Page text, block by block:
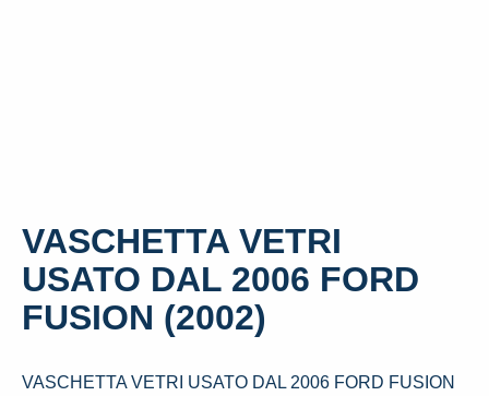
VASCHETTA VETRI
USATO DAL 2006 FORD
FUSION (2002)
VASCHETTA VETRI USATO DAL 2006 FORD FUSION